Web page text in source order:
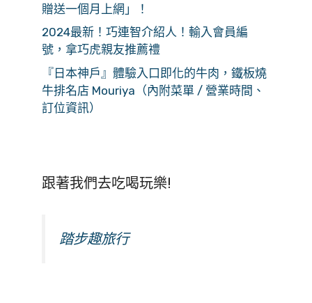
贈送一個月上網」！
2024最新！巧連智介紹人！輸入會員編
號，拿巧虎親友推薦禮
『日本神戶』體驗入口即化的牛肉，鐵板燒
牛排名店 Mouriya（內附菜單 / 營業時間、
訂位資訊）
跟著我們去吃喝玩樂!
踏步趣旅行